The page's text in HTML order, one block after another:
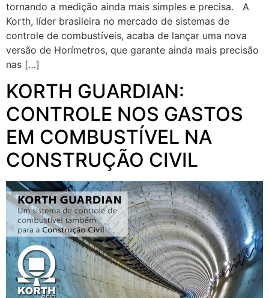
tornando a medição ainda mais simples e precisa. A
Korth, líder brasileira no mercado de sistemas de
controle de combustíveis, acaba de lançar uma nova
versão de Horímetros, que garante ainda mais precisão
nas […]
KORTH GUARDIAN:
CONTROLE NOS GASTOS
EM COMBUSTÍVEL NA
CONSTRUÇÃO CIVIL